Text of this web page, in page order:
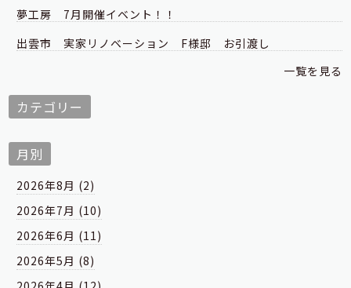
夢工房 7月開催イベント！！
出雲市 実家リノベーション F様邸 お引渡し
一覧を見る
カテゴリー
月別
2026年8月 (2)
2026年7月 (10)
2026年6月 (11)
2026年5月 (8)